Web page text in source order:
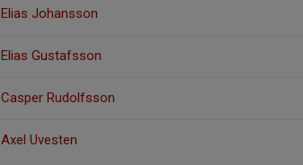
Elias Johansson
Elias Gustafsson
Casper Rudolfsson
Axel Uvesten